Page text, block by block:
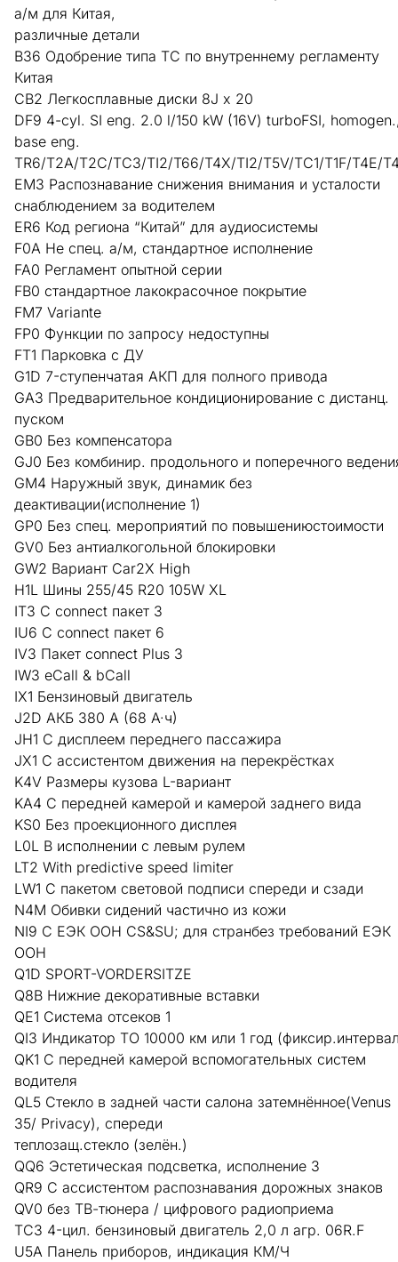
а/м для Китая,
различные детали
B36 Одобрение типа ТС по внутреннему регламенту
Китая
CB2 Легкосплавные диски 8J x 20
DF9 4-cyl. SI eng. 2.0 l/150 kW (16V) turboFSI,
base eng.
TR6/T2A/T2C/TC3/TI2/T66/T4X/TI2/T5V/TC1/T1F/T4E/
EM3 Распознавание снижения внимания и усталости
снаблюдением за водителем
ER6 Код региона “Китай” для аудиосистемы
F0A Не спец. а/м, стандартное исполнение
FA0 Регламент опытной серии
FB0 стандартное лакокрасочное покрытие
FM7 Variante
FP0 Функции по запросу недоступны
FT1 Парковка с ДУ
G1D 7-ступенчатая АКП для полного привода
GA3 Предварительное кондиционирование с дистанц.
пуском
GB0 Без компенсатора
GJ0 Без комбинир. продольного и поперечного
GM4 Наружный звук, динамик без
деактивации(исполнение 1)
GP0 Без спец. мероприятий по повышениюстоимости
GV0 Без антиалкогольной блокировки
GW2 Вариант Car2X High
H1L Шины 255/45 R20 105W XL
IT3 С connect пакет 3
IU6 С connect пакет 6
IV3 Пакет connect Plus 3
IW3 eCall & bCall
IX1 Бензиновый двигатель
J2D АКБ 380 А (68 А·ч)
JH1 С дисплеем переднего пассажира
JX1 С ассистентом движения на перекрёстках
K4V Размеры кузова L-вариант
KA4 С передней камерой и камерой заднего вида
KS0 Без проекционного дисплея
L0L В исполнении с левым рулем
LT2 With predictive speed limiter
LW1 С пакетом световой подписи спереди и сзади
N4M Обивки сидений частично из кожи
NI9 С ЕЭК ООН CS&SU; для странбез требований ЕЭК
ООН
Q1D SPORT-VORDERSITZE
Q8B Нижние декоративные вставки
QE1 Cистема отсеков 1
QI3 Индикатор ТО 10000 км или 1 год
QK1 С передней камерой вспомогательных систем
водителя
QL5 Стекло в задней части салона затемнённое(Venus
35/ Privacy), спереди
теплозащ.стекло (зелён.)
QQ6 Эстетическая подсветка, исполнение 3
QR9 С ассистентом распознавания дорожных знаков
QV0 без TВ-тюнера / цифрового радиоприема
TC3 4-цил. бензиновый двигатель 2,0 л агр. 06R.F
U5A Панель приборов, индикация КМ/Ч